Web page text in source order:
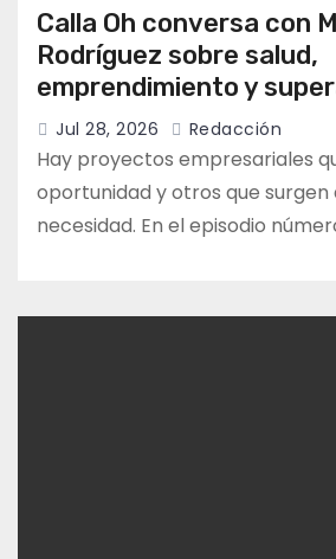
Calla Oh conversa con
Rodríguez sobre salud,
emprendimiento y
Jul 28, 2026 Redacción
Hay proyectos empresariales
oportunidad y otros que surgen
necesidad. En el episodio